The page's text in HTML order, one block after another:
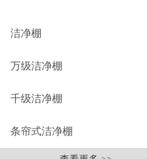
洁净棚
万级洁净棚
千级洁净棚
条帘式洁净棚